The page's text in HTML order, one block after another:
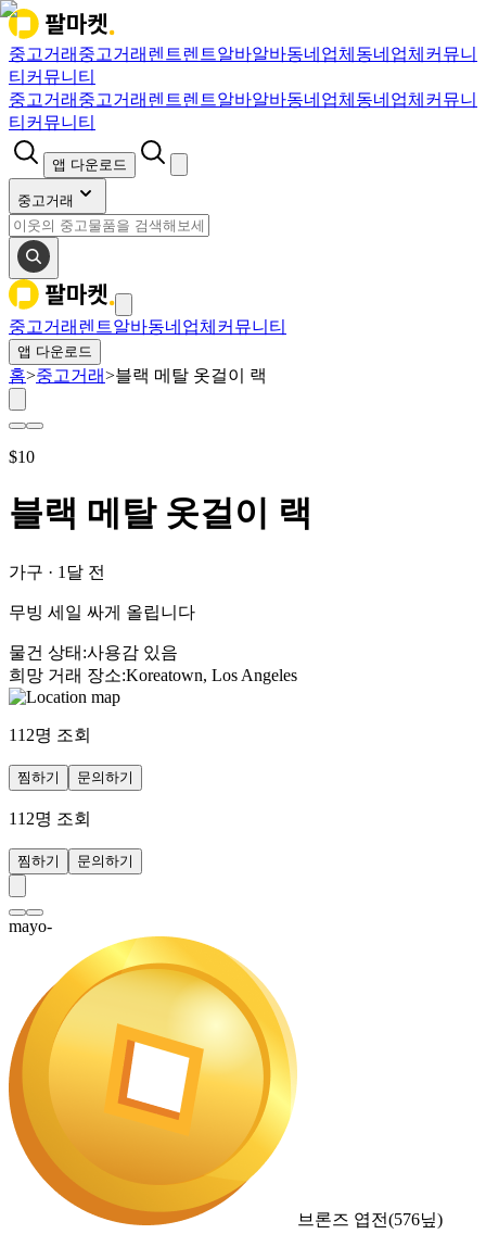
중고거래 중고거래 렌트렌트알바알바동네업체 동네업체 커뮤니
티 커뮤니티
중고거래 중고거래 렌트렌트알바알바동네업체 동네업체 커뮤니
티 커뮤니티
앱 다운로드
중고거래
중고거래 렌트알바동네업체 커뮤니티
앱 다운로드
홈>중고거래>블랙 메탈 옷걸이 랙
$10
블랙 메탈 옷걸이 랙
가구 · 1달 전
무빙 세일 싸게 올립니다
물건 상태 :사용감 있음
희망 거래 장소:Koreatown, Los Angeles
112명 조회
찜하기 문의하기
112명 조회
찜하기 문의하기
mayo-
브론즈 엽전(576닢)